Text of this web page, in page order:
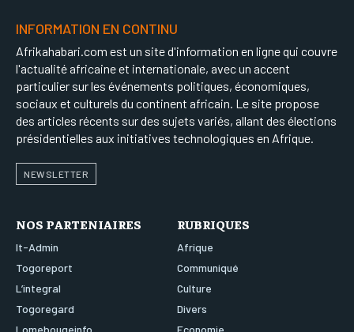
INFORMATION EN CONTINU
Afrikahabari.com est un site d'information en ligne qui couvre
l'actualité africaine et internationale, avec un accent
particulier sur les événements politiques, économiques,
sociaux et culturels du continent africain. Le site propose
des articles récents sur des sujets variés, allant des élections
présidentielles aux initiatives technologiques en Afrique.
NEWSLETTER
NOS PARTENIAIRES
It-Admin
Togoreport
L’integral
Togoregard
RUBRIQUES
Afrique
Communiqué
Culture
Divers